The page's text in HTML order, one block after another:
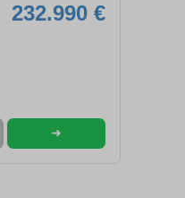
232.990 €
➜